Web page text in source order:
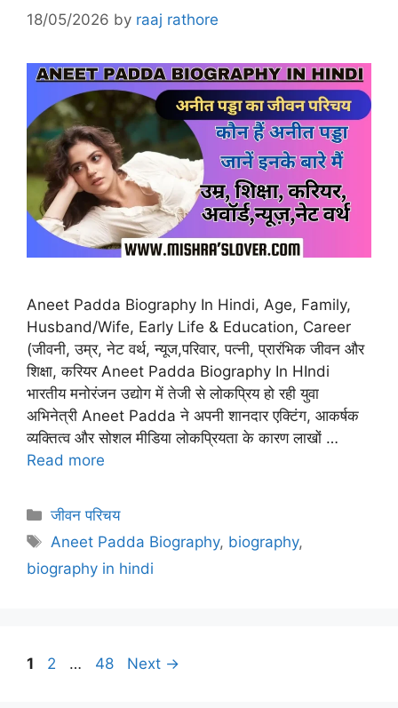
18/05/2026 by raaj rathore
Aneet Padda Biography In Hindi, Age, Family,
Husband/Wife, Early Life & Education, Career
(जीवनी, उम्र, नेट वर्थ, न्यूज,परिवार, पत्नी, प्रारंभिक जीवन और
शिक्षा, करियर Aneet Padda Biography In HIndi
भारतीय मनोरंजन उद्योग में तेजी से लोकप्रिय हो रही युवा
अभिनेत्री Aneet Padda ने अपनी शानदार एक्टिंग, आकर्षक
व्यक्तित्व और सोशल मीडिया लोकप्रियता के कारण लाखों …
Read more
Categories
जीवन परिचय
Tags
Aneet Padda Biography, biography,
biography in hindi
Page
1 Page
2 … Page
48 Next →